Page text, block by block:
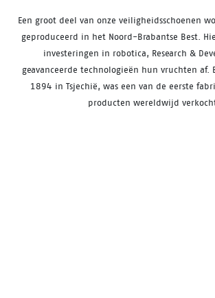
Een groot deel van onze veiligheidsschoenen
geproduceerd in het Noord-Brabantse Best.
investeringen in robotica, Research &
geavanceerde technologieën hun vruchten af.
1894 in Tsjechië, was een van de eerste
producten wereldwijd